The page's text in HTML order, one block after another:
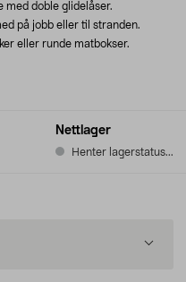
Nettlager
Henter lagerstatus...
med doble glidelåser.
på jobb eller til stranden.
eller runde matbokser.